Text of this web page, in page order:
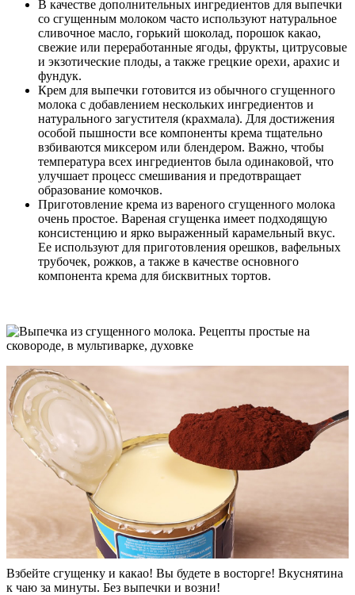
В качестве дополнительных ингредиентов для выпечки
со сгущенным молоком часто используют натуральное
сливочное масло, горький шоколад, порошок какао,
свежие или переработанные ягоды, фрукты, цитрусовые
и экзотические плоды, а также грецкие орехи, арахис и
фундук.
Крем для выпечки готовится из обычного сгущенного
молока с добавлением нескольких ингредиентов и
натурального загустителя (крахмала). Для достижения
особой пышности все компоненты крема тщательно
взбиваются миксером или блендером. Важно, чтобы
температура всех ингредиентов была одинаковой, что
улучшает процесс смешивания и предотвращает
образование комочков.
Приготовление крема из вареного сгущенного молока
очень простое. Вареная сгущенка имеет подходящую
консистенцию и ярко выраженный карамельный вкус.
Ее используют для приготовления орешков, вафельных
трубочек, рожков, а также в качестве основного
компонента крема для бисквитных тортов.
Взбейте сгущенку и какао! Вы будете в восторге! Вкуснятина
к чаю за минуты. Без выпечки и возни!